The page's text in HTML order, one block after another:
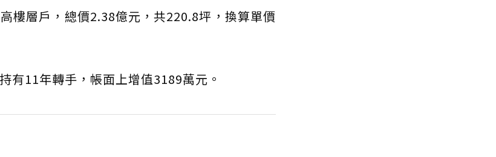
樓層戶，總價2.38億元，共220.8坪，換算單價
有11年轉手，帳面上增值3189萬元。